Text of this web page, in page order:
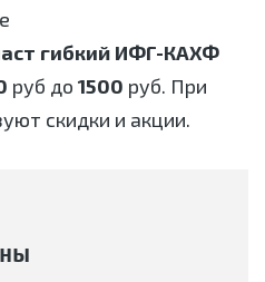
гибкий ИФГ-КАХФ
руб до 1500 руб. При
скидки и акции.